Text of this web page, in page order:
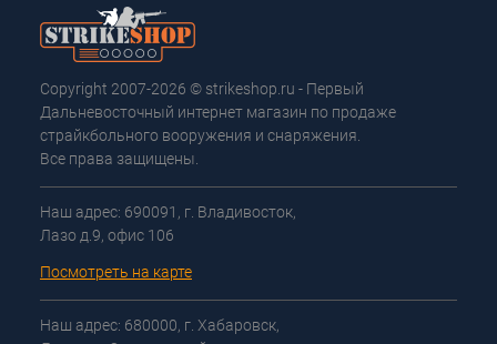
Copyright 2007-2026 © strikeshop.ru - Первый
Дальневосточный интернет магазин по продаже
страйкбольного вооружения и снаряжения.
Все права защищены.
Наш адрес: 690091, г. Владивосток,
Лазо д.9, офис 106
Посмотреть на карте
Наш адрес: 680000, г. Хабаровск,